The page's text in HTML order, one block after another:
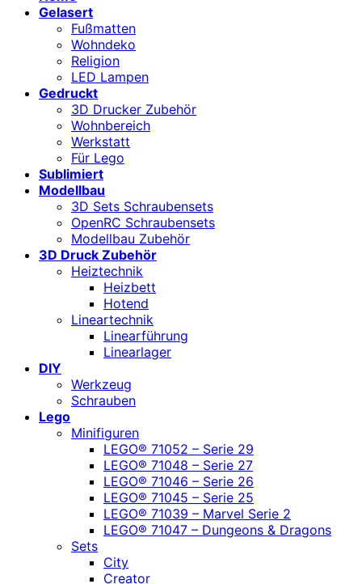
Gelasert
Fußmatten
Wohndeko
Religion
LED Lampen
Gedruckt
3D Drucker Zubehör
Wohnbereich
Werkstatt
Für Lego
Sublimiert
Modellbau
3D Sets Schraubensets
OpenRC Schraubensets
Modellbau Zubehör
3D Druck Zubehör
Heiztechnik
Heizbett
Hotend
Lineartechnik
Linearführung
Linearlager
DIY
Werkzeug
Schrauben
Lego
Minifiguren
LEGO® 71052 – Serie 29
LEGO® 71048 – Serie 27
LEGO® 71046 – Serie 26
LEGO® 71045 – Serie 25
LEGO® 71039 – Marvel Serie 2
LEGO® 71047 – Dungeons & Dragons
Sets
City
Creator